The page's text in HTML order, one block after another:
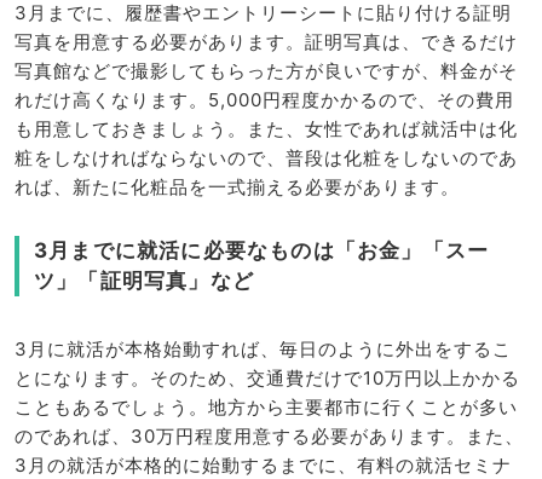
3月までに、履歴書やエントリーシートに貼り付ける証明
写真を用意する必要があります。証明写真は、できるだけ
写真館などで撮影してもらった方が良いですが、料金がそ
れだけ高くなります。5,000円程度かかるので、その費用
も用意しておきましょう。また、女性であれば就活中は化
粧をしなければならないので、普段は化粧をしないのであ
れば、新たに化粧品を一式揃える必要があります。
3月までに就活に必要なものは「お金」「スー
ツ」「証明写真」など
3月に就活が本格始動すれば、毎日のように外出をするこ
とになります。そのため、交通費だけで10万円以上かかる
こともあるでしょう。地方から主要都市に行くことが多い
のであれば、30万円程度用意する必要があります。また、
3月の就活が本格的に始動するまでに、有料の就活セミナ